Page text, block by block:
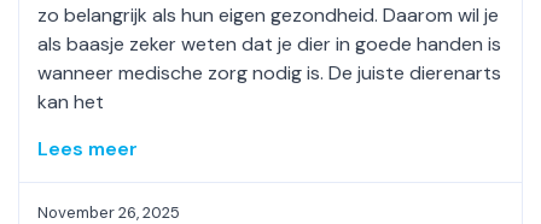
zo belangrijk als hun eigen gezondheid. Daarom wil je
als baasje zeker weten dat je dier in goede handen is
wanneer medische zorg nodig is. De juiste dierenarts
kan het
Lees meer
November 26, 2025